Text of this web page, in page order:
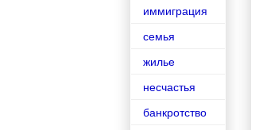
иммиграция
семья
жилье
несчастья
банкротство